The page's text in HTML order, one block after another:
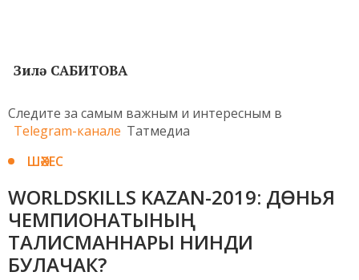
Зилә САБИТОВА
Следите за самым важным и интересным в
Telegram-канале Татмедиа
ШӘХЕС
WORLDSKILLS KAZAN-2019: ДӨНЬЯ
ЧЕМПИОНАТЫНЫҢ
ТАЛИСМАННАРЫ НИНДИ
БУЛАЧАК?